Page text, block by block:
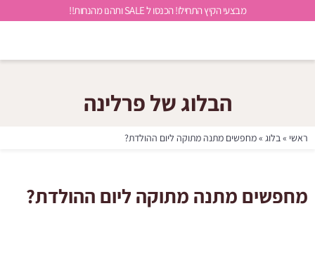
מבצעי הקיץ התחילו! הכנסו ל SALE ותהנו מהנחות!!
הבלוג של פרלינה
ראשי »בלוג »מחפשים מתנה מתוקה ליום ההולדת?
מחפשים מתנה מתוקה ליום ההולדת?